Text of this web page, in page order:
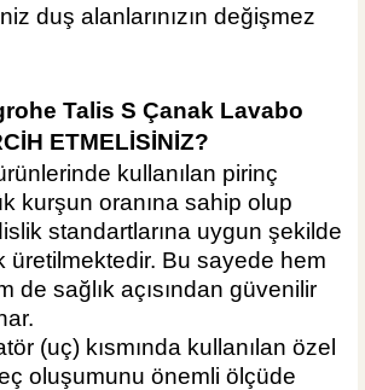
duş alanlarınızın değişmez
Talis S Çanak Lavabo
ETMELİSİNİZ?
kullanılan pirinç
kurşun oranına sahip olup
standartlarına uygun şekilde
üretilmektedir. Bu sayede hem
de sağlık açısından güvenilir
(uç) kısmında kullanılan özel
oluşumunu önemli ölçüde